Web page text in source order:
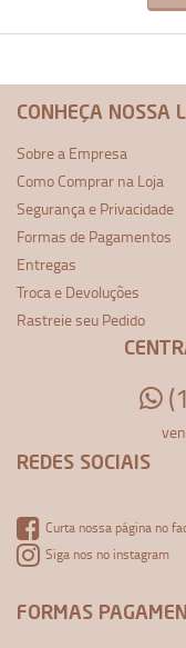
CONHEÇA NOSSA
Sobre a Empresa
Como Comprar na Loja
Segurança e Privacidade
Formas de Pagamentos
Entregas
Troca e Devoluções
Rastreie seu Pedido
REDES SOCIAIS
Curta nossa página no
Siga nos no instagram
FORMAS